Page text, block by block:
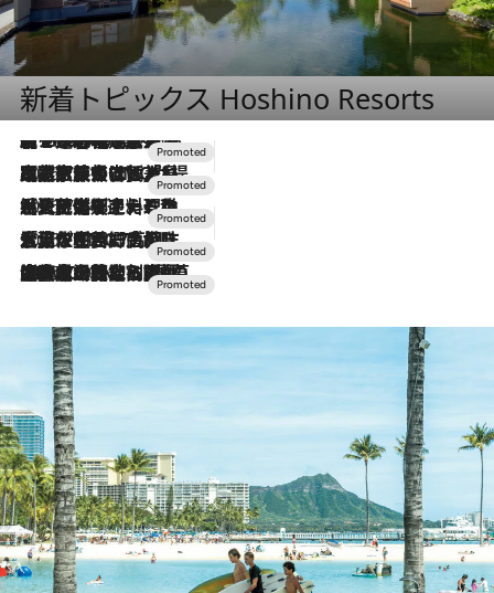
新着トピックス Hoshino Resorts
46 Minutes Ago
【トンボの足水浴】ヒノキの香りに包まれて涼感マックス！約13℃の湧水かけ流しを避暑地「星野温泉 トンボの湯」で体験
2026.7.31
【ホテル帰省】という選択肢をOMOが提案。家族とほどよい距離を保つには「昼は実家、夜は気兼ねなくホテルで！」
2026.7.24
【夏限定ディナーコース】旬を迎える稚鮎や花ズッキーニなどをイタリア・トスカーナの郷土料理の手法で満喫！
2026.7.17
「土佐和ハーブかき氷」がOMO7高知に登場！生姜、山椒、大葉など目にも舌にも涼を呼ぶ郷土の味
2026.7.10
NEW OPEN！【界 草津】名湯の地に誕生。趣の異なる2種の温泉と上州ならではの会席・蕎麦割烹など美食を味わう究極の癒やし旅